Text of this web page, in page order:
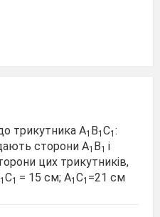
трикутника А1 В1 С1 :
сторони А1 В1 і
цих трикутників,
1 С1 = 15 см; А1 С1 =21 см